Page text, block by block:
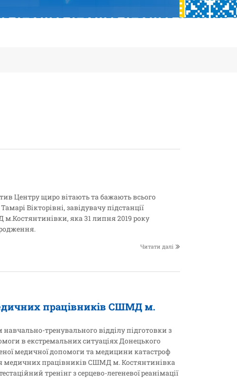
Центру щиро вітають та бажають всього
Вікторівні, завідувачу підстанції
яка 31 липня 2019 року
Читати далі
працівників СШМД м.
навчально-тренувального відділу підготовки з
в екстремальних ситуаціях Донецького
медичної допомоги та медицини катастроф
працівників СШМД м. Костянтинівка
тренінг з серцево-легеневої реанімації